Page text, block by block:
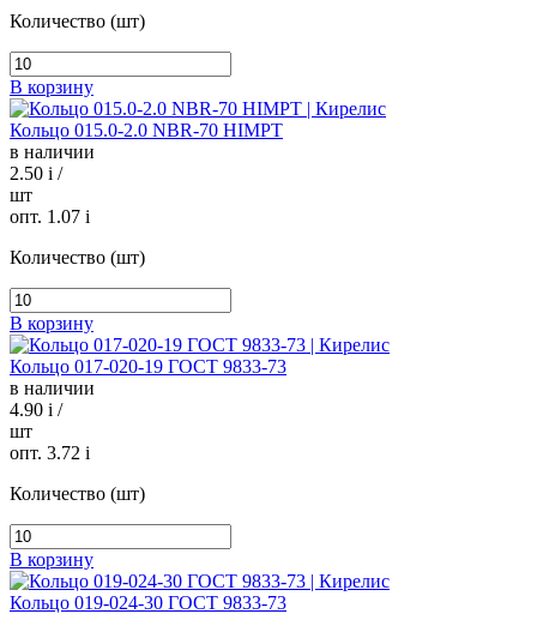
Количество (шт)
В корзину
Кольцо 015.0-2.0 NBR-70 HIMPT
в наличии
2.50 i /
шт
опт. 1.07 i
Количество (шт)
В корзину
Кольцо 017-020-19 ГОСТ 9833-73
в наличии
4.90 i /
шт
опт. 3.72 i
Количество (шт)
В корзину
Кольцо 019-024-30 ГОСТ 9833-73